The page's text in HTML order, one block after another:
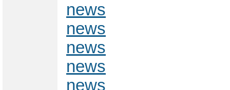
news
news
news
news
news